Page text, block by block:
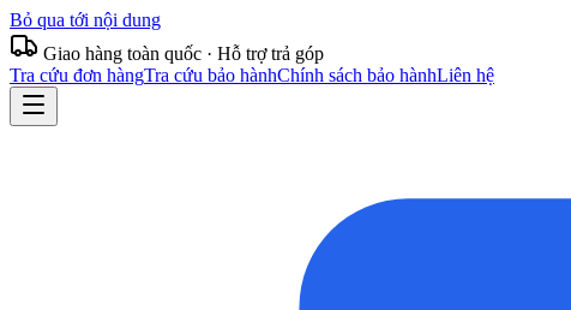
Bỏ qua tới nội dung
Giao hàng toàn quốc · Hỗ trợ trả góp
Tra cứu đơn hàngTra cứu bảo hànhChính sách bảo hànhLiên hệ